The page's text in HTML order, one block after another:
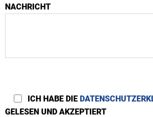
NACHRICHT
ICH HABE DIE
GELESEN UND AKZEPTIERT